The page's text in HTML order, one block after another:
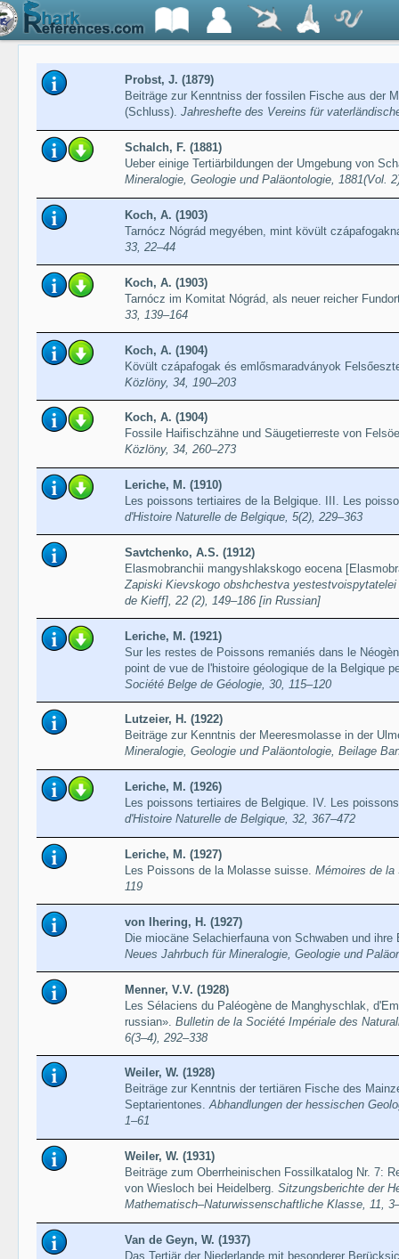
Probst, J. (1879)
Beiträge zur Kenntniss der fossilen Fische aus der
(Schluss). Jahreshefte des Vereins für
Schalch, F. (1881)
Ueber einige Tertiärbildungen der Umgebung von
Mineralogie, Geologie und Paläontologie, 1881(Vol.
Koch, A. (1903)
Tarnócz Nógrád megyében, mint kövült
33, 22–44
Koch, A. (1903)
Tarnócz im Komitat Nógrád, als neuer reicher
33, 139–164
Koch, A. (1904)
Kövült czápafogak és emlősmaradványok
Közlöny, 34, 190–203
Koch, A. (1904)
Fossile Haifischzähne und Säugetierreste von
Közlöny, 34, 260–273
Leriche, M. (1910)
Les poissons tertiaires de la Belgique. III. Les
d'Histoire Naturelle de Belgique, 5(2), 229–363
Savtchenko, A.S. (1912)
Elasmobranchii mangyshlakskogo eocena
Zapiski Kievskogo obshchestva
de Kieff], 22 (2), 149–186 [in Russian]
Leriche, M. (1921)
Sur les restes de Poissons remaniés dans le
point de vue de l'histoire géologique de la Belgique
Société Belge de Géologie, 30, 115–120
Lutzeier, H. (1922)
Beiträge zur Kenntnis der Meeresmolasse in der
Mineralogie, Geologie und Paläontologie, Beilage
Leriche, M. (1926)
Les poissons tertiaires de Belgique. IV. Les
d'Histoire Naturelle de Belgique, 32, 367–472
Leriche, M. (1927)
Les Poissons de la Molasse suisse. Mémoires de la
119
von Ihering, H. (1927)
Die miocäne Selachierfauna von Schwaben und
Neues Jahrbuch für Mineralogie, Geologie und
Menner, V.V. (1928)
Les Sélaciens du Paléogène de Manghyschlak,
russian». Bulletin de la Société Impériale des
6(3–4), 292–338
Weiler, W. (1928)
Beiträge zur Kenntnis der tertiären Fische des
Septarientones.Abhandlungen der hessischen
1–61
Weiler, W. (1931)
Beiträge zum Oberrheinischen Fossilkatalog Nr. 7:
von Wiesloch bei Heidelberg. Sitzungsberichte der
Mathematisch–Naturwissenschaftliche Klasse, 11,
Van de Geyn, W. (1937)
Das Tertiär der Niederlande mit besonderer